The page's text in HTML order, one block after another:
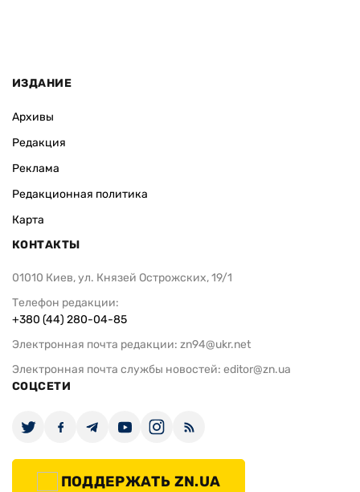
ИЗДАНИЕ
Архивы
Редакция
Реклама
Редакционная политика
Карта
КОНТАКТЫ
01010 Киев, ул. Князей Острожских, 19/1
Телефон редакции:
+380 (44) 280-04-85
Электронная почта редакции: zn94@ukr.net
Электронная почта службы новостей: editor@zn.ua
СОЦСЕТИ
ПОДДЕРЖАТЬ ZN.UA